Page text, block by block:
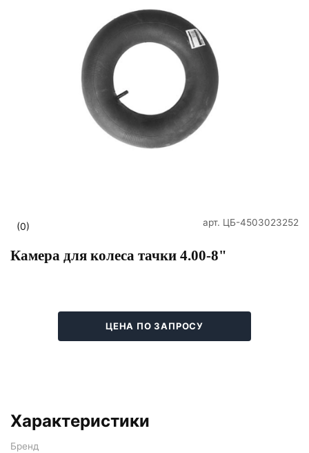
(0) арт. ЦБ-4503023252
Камера для колеса тачки 4.00-8"
ЦЕНА ПО ЗАПРОСУ
Характеристики
Бренд